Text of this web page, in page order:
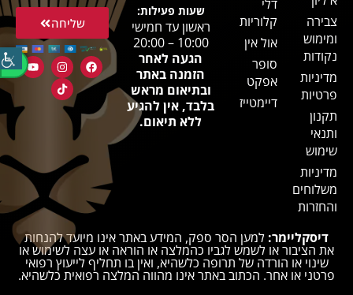
צבירה
ומימוש
נקודות
מדיניות
פרטיות
תקנון
ותנאי
שימוש
מדיניות
משלוחים
והחזרות
דלי
קלוריות
אול אין
סופר
אפקט
דיימטייז
שעות פעילות:
ראשון עד חמישי
10:00 – 20:00
הגעה לאחר
הזמנה באתר
ובתיאום מראש
בלבד, אין להגיע
ללא תיאום.
שליחה
דיסקליימר: למען הסר ספק, המידע באתר אינו מיועד להנחות
את הציבור או לשמש לגביו כהמלצה או הוראה או עצה לשימוש או
שינוי או הורדה של תרופה כלשהיא, ואין בו תחליף לייעוץ רפואי
פרטני או אחר. הכתוב באתר אינו מהווה המלצה רפואית כלשהיא.